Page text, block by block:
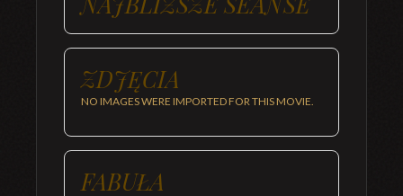
ZDJĘCIA
NO IMAGES WERE IMPORTED FOR THIS MOVIE.
FABUŁA